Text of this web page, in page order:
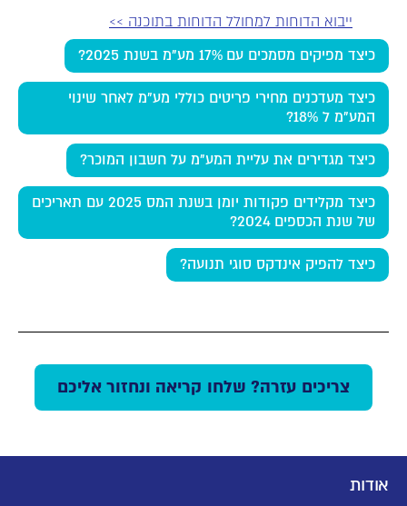
ייבוא הדוחות למחולל הדוחות בתוכנה >>
כיצד מפיקים מסמכים עם 17% מע"מ בשנת 2025?
כיצד מעדכנים מחירי פריטים כוללי מע"מ לאחר שינוי
המע"מ ל 18%?
כיצד מגדירים את עליית המע"מ על חשבון המוכר?
כיצד מקלידים פקודות יומן בשנת המס 2025 עם תאריכים
של שנת הכספים 2024?
כיצד להפיק אינדקס סוגי תנועה?
צריכים עזרה? שלחו קריאה ונחזור אליכם
אודות